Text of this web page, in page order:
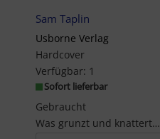
Sam Taplin
Usborne Verlag
Hardcover
Verfügbar: 1
Sofort lieferbar
Gebraucht
Was grunzt und knattert denn da?'MUH!', ruft die Kuh und 'MÄH!', macht das Schaf. Bewege ...